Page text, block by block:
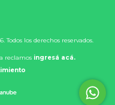
los derechos reservados.
reclamos ingresá acá.